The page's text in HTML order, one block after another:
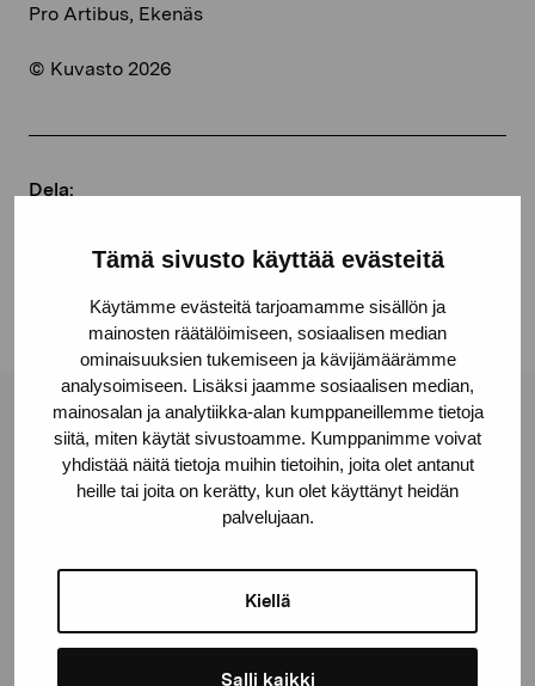
Tämä sivusto käyttää evästeitä
Käytämme evästeitä tarjoamamme sisällön ja
mainosten räätälöimiseen, sosiaalisen median
ominaisuuksien tukemiseen ja kävijämäärämme
analysoimiseen. Lisäksi jaamme sosiaalisen median,
mainosalan ja analytiikka-alan kumppaneillemme tietoja
siitä, miten käytät sivustoamme. Kumppanimme voivat
yhdistää näitä tietoja muihin tietoihin, joita olet antanut
heille tai joita on kerätty, kun olet käyttänyt heidän
palvelujaan.
Kiellä
Salli kaikki
Pro Artibus, Ekenäs
© Kuvasto 2026
Dela:
Linkedin
Stiftelsen Pro Artibus
proartibus@proartibus.fi